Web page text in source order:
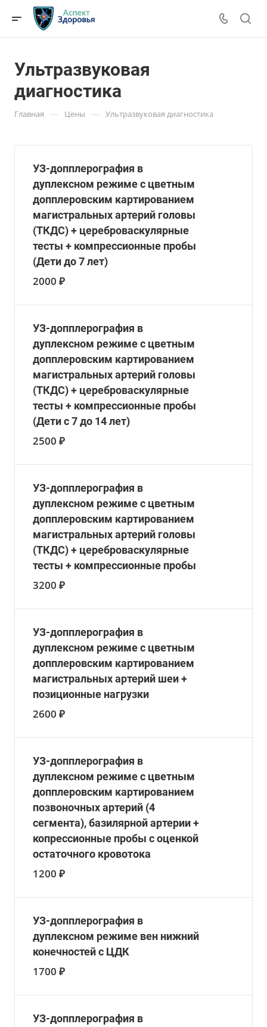
Ультразвуковая
диагностика
Главная — Цены — Ультразвуковая диагностика
УЗ-допплерография в
дуплексном режиме c цветным
допплеровским картированием
магистральных артерий головы
(ТКДС) + цереброваскулярные
тесты + компрессионные пробы
(Дети до 7 лет)
2000 ₽
УЗ-допплерография в
дуплексном режиме c цветным
допплеровским картированием
магистральных артерий головы
(ТКДС) + цереброваскулярные
тесты + компрессионные пробы
(Дети с 7 до 14 лет)
2500 ₽
УЗ-допплерография в
дуплексном режиме c цветным
допплеровским картированием
магистральных артерий головы
(ТКДС) + цереброваскулярные
тесты + компрессионные пробы
3200 ₽
УЗ-допплерография в
дуплексном режиме c цветным
допплеровским картированием
магистральных артерий шеи +
позиционные нагрузки
2600 ₽
УЗ-допплерография в
дуплексном режиме c цветным
допплеровским картированием
позвоночных артерий (4
сегмента), базилярной артерии +
копрессионные пробы с оценкой
остаточного кровотока
1200 ₽
УЗ-допплерография в
дуплексном режиме вен нижний
конечностей с ЦДК
1700 ₽
УЗ-допплерография в